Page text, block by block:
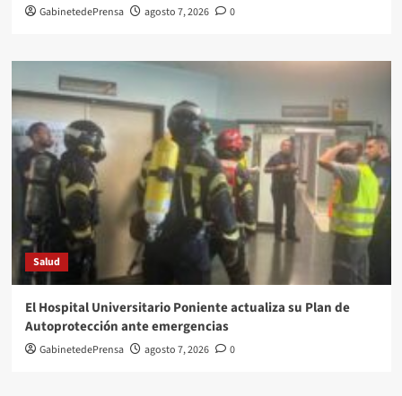
GabinetedePrensa agosto 7, 2026 0
Salud
El Hospital Universitario Poniente actualiza su Plan de
Autoprotección ante emergencias
GabinetedePrensa agosto 7, 2026 0